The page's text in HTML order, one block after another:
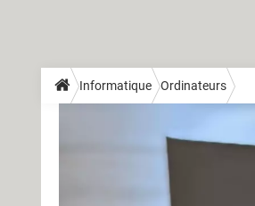
Informatique Ordinateurs